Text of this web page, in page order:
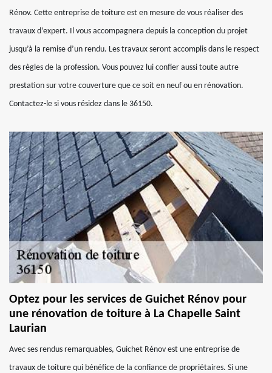
Rénov. Cette entreprise de toiture est en mesure de vous réaliser des
travaux d’expert. Il vous accompagnera depuis la conception du projet
jusqu’à la remise d’un rendu. Les travaux seront accomplis dans le respect
des règles de la profession. Vous pouvez lui confier aussi toute autre
prestation sur votre couverture que ce soit en neuf ou en rénovation.
Contactez-le si vous résidez dans le 36150.
Optez pour les services de Guichet Rénov pour
une rénovation de toiture à La Chapelle Saint
Laurian
Avec ses rendus remarquables, Guichet Rénov est une entreprise de
travaux de toiture qui bénéfice de la confiance de propriétaires. Si une